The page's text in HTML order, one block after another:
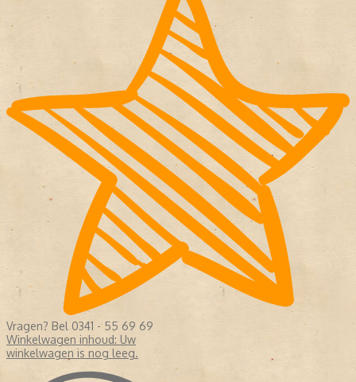
Vragen? Bel 0341 - 55 69 69
Winkelwagen inhoud: Uw
winkelwagen is nog leeg.